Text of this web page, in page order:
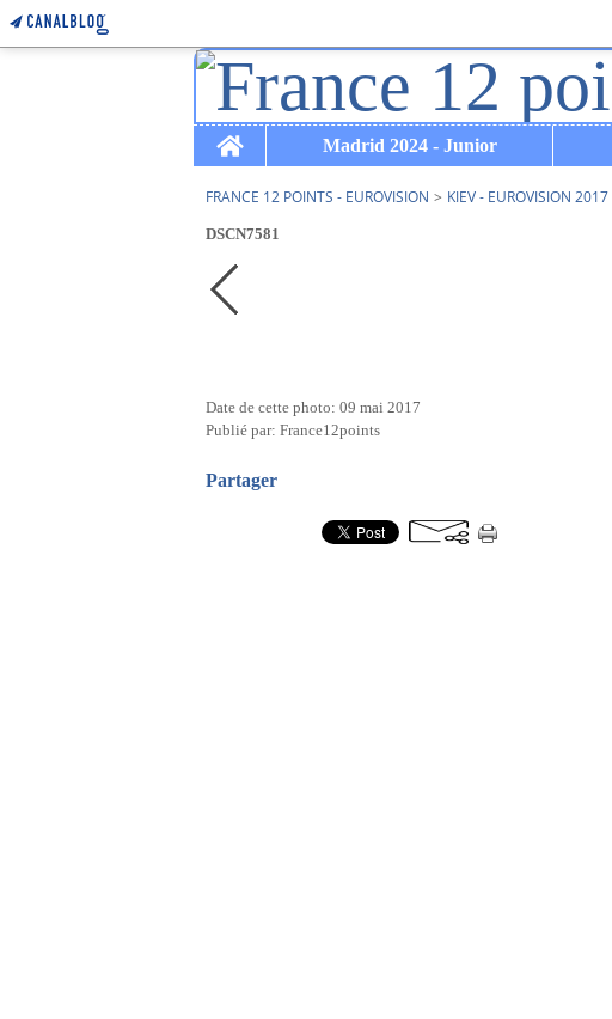
Home
Madrid 2024 - Junior
FRANCE 12 POINTS - EUROVISION > KIEV - EUROVISION 2017
DSCN7581
Date de cette photo: 09 mai 2017
Publié par: France12points
Partager